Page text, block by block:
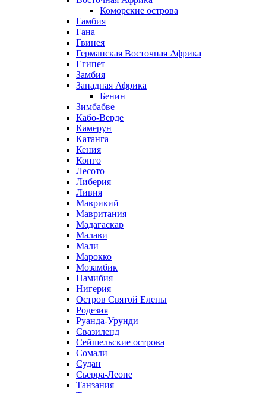
Коморские острова
Гамбия
Гана
Гвинея
Германская Восточная Африка
Египет
Замбия
Западная Африка
Бенин
Зимбабве
Кабо-Верде
Камерун
Катанга
Кения
Конго
Лесото
Либерия
Ливия
Маврикий
Мавритания
Мадагаскар
Малави
Мали
Марокко
Мозамбик
Намибия
Нигерия
Остров Святой Елены
Родезия
Руанда-Урунди
Свазиленд
Сейшельские острова
Сомали
Судан
Сьерра-Леоне
Танзания